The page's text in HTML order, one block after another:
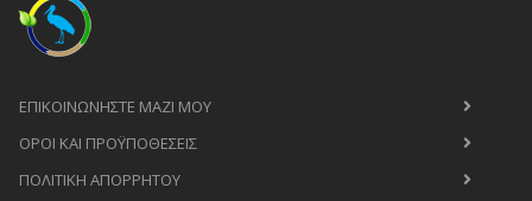
ΕΠΙΚΟΙΝΩΝΉΣΤΕ ΜΑΖΊ ΜΟΥ
ΟΡΟΙ ΚΑΙ ΠΡΟΫΠΟΘΈΣΕΙΣ
ΠΟΛΙΤΙΚΉ ΑΠΟΡΡΉΤΟΥ